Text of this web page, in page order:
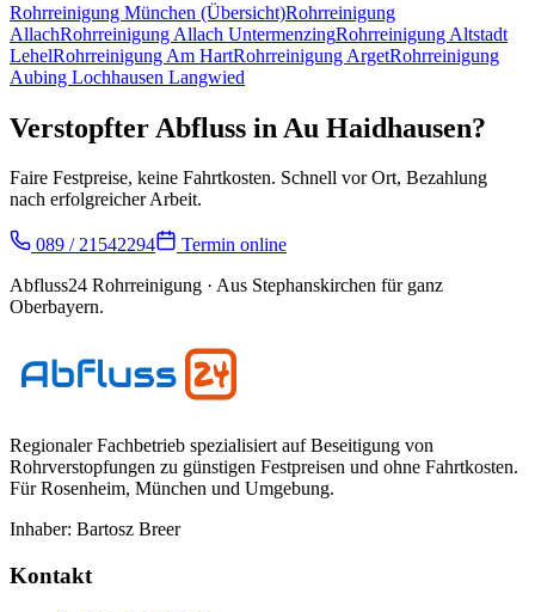
Rohrreinigung München (Übersicht)Rohrreinigung
AllachRohrreinigung Allach UntermenzingRohrreinigung Altstadt
LehelRohrreinigung Am HartRohrreinigung ArgetRohrreinigung
Aubing Lochhausen Langwied
Verstopfter Abfluss in Au Haidhausen?
Faire Festpreise, keine Fahrtkosten. Schnell vor Ort, Bezahlung
nach erfolgreicher Arbeit.
089 / 21542294
Termin online
Abfluss24 Rohrreinigung · Aus Stephanskirchen für ganz
Oberbayern.
Regionaler Fachbetrieb spezialisiert auf Beseitigung von
Rohrverstopfungen zu günstigen Festpreisen und ohne Fahrtkosten.
FürRosenheim, München und Umgebung.
Inhaber: Bartosz Breer
Kontakt